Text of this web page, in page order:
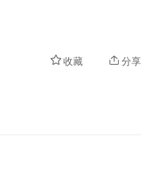
收藏 分享